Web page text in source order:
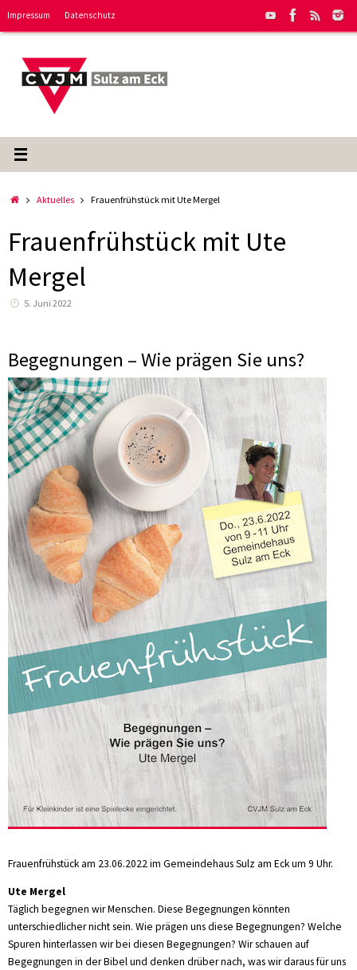
Impressum Datenschutz
StartAktuelles Frauenfrühstück mit Ute Mergel
Frauenfrühstück mit Ute
Mergel
5. Juni 2022
Begegnungen – Wie prägen Sie uns?
Frauenfrühstück am 23.06.2022 im Gemeindehaus Sulz am Eck um 9 Uhr.
Ute Mergel
Täglich begegnen wir Menschen. Diese Begegnungen könnten
unterschiedlicher nicht sein. Wie prägen uns diese Begegnungen? Welche
Spuren hinterlassen wir bei diesen Begegnungen? Wir schauen auf
Begegnungen in der Bibel und denken drüber nach, was wir daraus für uns